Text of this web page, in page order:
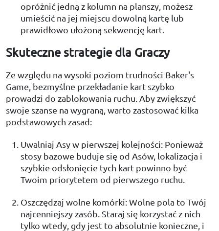
opróżnić jedną z kolumn na planszy, możesz
umieścić na jej miejscu dowolną kartę lub
prawidłowo ułożoną sekwencję kart.
Skuteczne strategie dla Graczy
Ze względu na wysoki poziom trudności Baker's
Game, bezmyślne przekładanie kart szybko
prowadzi do zablokowania ruchu. Aby zwiększyć
swoje szanse na wygraną, warto zastosować kilka
podstawowych zasad:
Uwalniaj Asy w pierwszej kolejności: Ponieważ
stosy bazowe buduje się od Asów, lokalizacja i
szybkie odsłonięcie tych kart powinno być
Twoim priorytetem od pierwszego ruchu.
Oszczędzaj wolne komórki: Wolne pola to Twój
najcenniejszy zasób. Staraj się korzystać z nich
tylko wtedy, gdy jest to absolutnie konieczne, i